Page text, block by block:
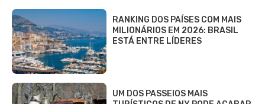
RANKING DOS PAÍSES COM MAIS
MILIONÁRIOS EM 2026: BRASIL
ESTÁ ENTRE LÍDERES
UM DOS PASSEIOS MAIS